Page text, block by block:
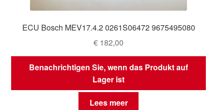
ECU Bosch MEV17.4.2 0261S06472 9675495080
€ 182,00
Benachrichtigen Sie, wenn das Produkt auf
Lager ist
Lees meer